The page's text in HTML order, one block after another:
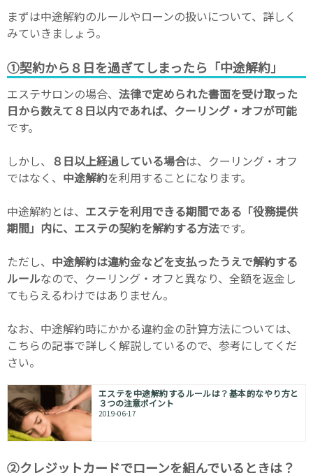
まずは中途解約のルールやローンの扱いについて、詳しく
みていきましょう。
①契約から８日を過ぎてしまったら「中途解約」
エステサロンの場合、 法律で定められた書面を受け取った
日から数えて８日以内であれば、クーリング・オフが可能
です。
しかし、 ８日以上経過している場合は、クーリング・オフ
ではなく、 中途解約を利用することになります。
中途解約とは、 エステを利用できる期間である「役務提供
期間」内に、エステの契約を解約する方法です。
ただし、 中途解約は違約金などを支払ったうえで解約する
ルールなので、クーリング・オフと異なり、全額を返金し
てもらえるわけではありません。
なお、中途解約時にかかる違約金の計算方法については、
こちらの記事で詳しく解説しているので、参考にしてくだ
さい。
エステを中途解約するルールは？基本的なやり方と
３つの注意ポイント
2019-06-17
②クレジットカードでローンを組んでいるときは？